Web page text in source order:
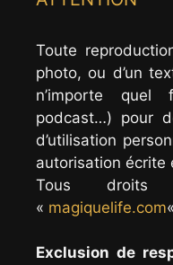
Toute
photo, ou d’un
n’importe quel
podcast…) pour
d’utilisation
autorisation écrite
Tous droits
« magiquelife.com«
Exclusion de